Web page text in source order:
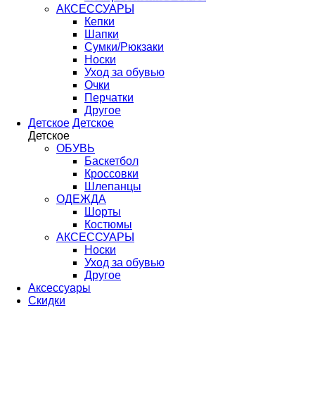
АКСЕССУАРЫ
Кепки
Шапки
Сумки/Рюкзаки
Носки
Уход за обувью
Очки
Перчатки
Другое
Детское Детское
Детское
ОБУВЬ
Баскетбол
Кроссовки
Шлепанцы
ОДЕЖДА
Шорты
Костюмы
АКСЕССУАРЫ
Носки
Уход за обувью
Другое
Аксессуары
Скидки